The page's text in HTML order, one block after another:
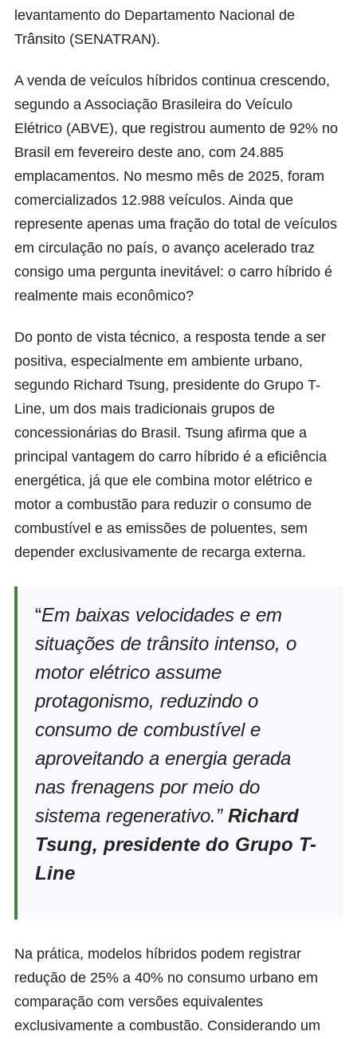
levantamento do Departamento Nacional de
Trânsito (SENATRAN).
A venda de veículos híbridos continua crescendo,
segundo a Associação Brasileira do Veículo
Elétrico (ABVE), que registrou aumento de 92% no
Brasil em fevereiro deste ano, com 24.885
emplacamentos. No mesmo mês de 2025, foram
comercializados 12.988 veículos. Ainda que
represente apenas uma fração do total de veículos
em circulação no país, o avanço acelerado traz
consigo uma pergunta inevitável: o carro híbrido é
realmente mais econômico?
Do ponto de vista técnico, a resposta tende a ser
positiva, especialmente em ambiente urbano,
segundo Richard Tsung, presidente do Grupo T-
Line, um dos mais tradicionais grupos de
concessionárias do Brasil. Tsung afirma que a
principal vantagem do carro híbrido é a eficiência
energética, já que ele combina motor elétrico e
motor a combustão para reduzir o consumo de
combustível e as emissões de poluentes, sem
depender exclusivamente de recarga externa.
“Em baixas velocidades e em
situações de trânsito intenso, o
motor elétrico assume
protagonismo, reduzindo o
consumo de combustível e
aproveitando a energia gerada
nas frenagens por meio do
sistema regenerativo.” Richard
Tsung, presidente do Grupo T-
Line
Na prática, modelos híbridos podem registrar
redução de 25% a 40% no consumo urbano em
comparação com versões equivalentes
exclusivamente a combustão. Considerando um